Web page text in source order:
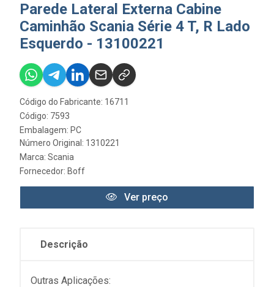
Parede Lateral Externa Cabine
Caminhão Scania Série 4 T, R Lado
Esquerdo - 13100221
Código do Fabricante: 16711
Código: 7593
Embalagem: PC
Número Original: 1310221
Marca: Scania
Fornecedor: Boff
Ver preço
Descrição
Outras Aplicações: